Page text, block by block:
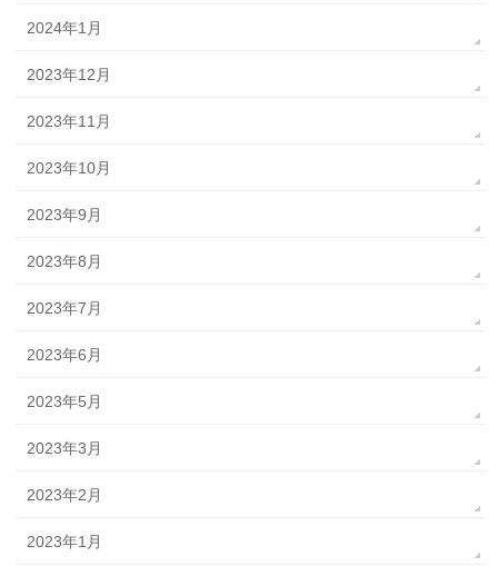
2024年1月
2023年12月
2023年11月
2023年10月
2023年9月
2023年8月
2023年7月
2023年6月
2023年5月
2023年3月
2023年2月
2023年1月